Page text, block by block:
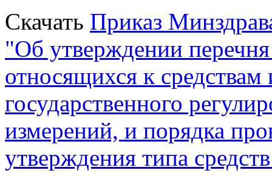
Скачать Приказ
"Об утверждении
относящихся к
государственного
измерений, и порядка
утверждения типа